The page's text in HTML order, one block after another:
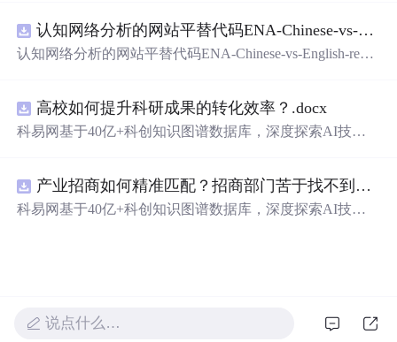
新领域的AI+数智化解决方案，推动科技创新与产业创新
智能化发展。
认知网络分析的网站平替代码ENA-Chinese-vs-English-reproducible.zip
认知网络分析的网站平替代码ENA-Chinese-vs-English-repro
高校如何提升科研成果的转化效率？.docx
科易网基于40亿+科创知识图谱数据库，深度探索AI技术
新领域的AI+数智化解决方案，推动科技创新与产业创新
智能化发展。
产业招商如何精准匹配？招商部门苦于找不到符合产业链补链强链方向的目标企业怎么办？.docx
科易网基于40亿+科创知识图谱数据库，深度探索AI技术
说点什么…